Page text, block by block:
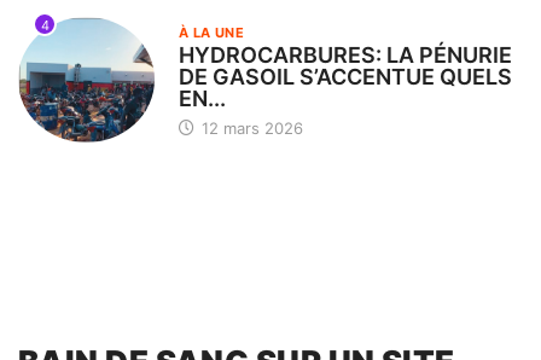
4 À LA UNE
HYDROCARBURES: LA PÉNURIE
DE GASOIL S’ACCENTUE QUELS
EN...
12 mars 2026
D’ORPAILLAGE DANS LE